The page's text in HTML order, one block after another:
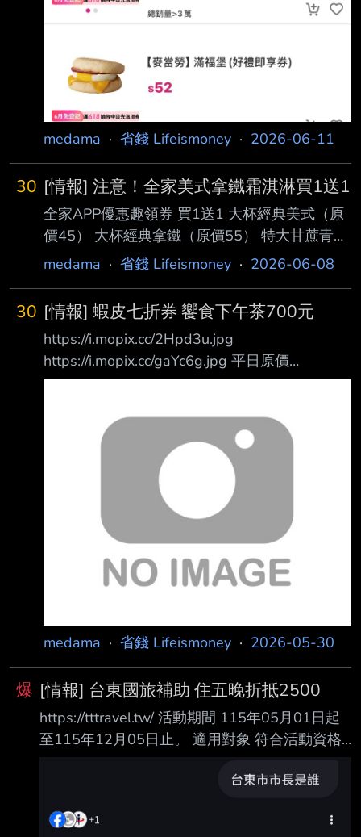
medama · 省錢 Lifeismoney · 2026-06-11
30 [情報] 注意！全家美式拿鐵霜淇淋買1送1
全家APP優惠趣領券 買1送1 大杯經典美式（原
價45） 大杯經典拿鐵（原價55） 特大甘蔗青茶
（原價65） 霜淇淋（原價49） 午後時光重乳西
49） --
medama · 省錢 Lifeismoney · 2026-06-08
30 [情報] 蝦皮七折券 饗食下午茶700元
https://i.mopix.cc/2Hpd3u.jpg
https://i.mopix.cc/gaYc6g.jpg 平日原價
758+10% 700應該有省錢吧？ --
medama · 省錢 Lifeismoney · 2026-05-30
爆 [情報] 台東國旅補助 住五晚折抵2500
https://tttravel.tw/ 活動期間 115年05月01日起
至115年12月05日止。 適用對象 符合活動資格
之國內外自由行旅客。 參加條件及折抵 每人限
定使用 1 次。 須於活動期間內連續入住台東合法
參加方式 1. 註冊登入：點選「即刻登入享優